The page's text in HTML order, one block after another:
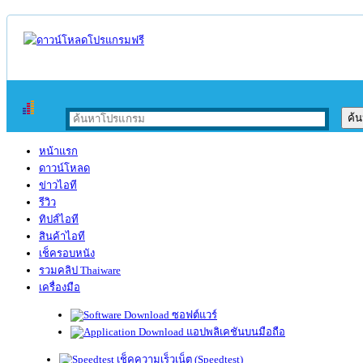
หน้าแรก
ดาวน์โหลด
ข่าวไอที
รีวิว
ทิปส์ไอที
สินค้าไอที
เช็ครอบหนัง
รวมคลิป Thaiware
เครื่องมือ
ซอฟต์แวร์
แอปพลิเคชันบนมือถือ
เช็คความเร็วเน็ต (Speedtest)